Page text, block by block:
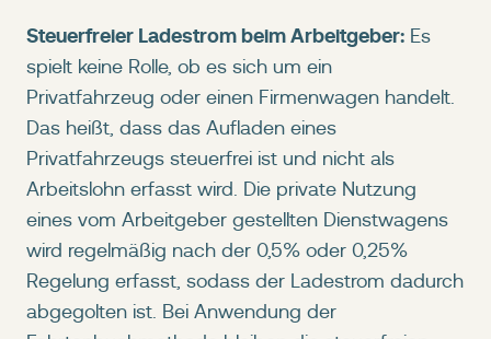
Steuerfreier Ladestrom beim Arbeitgeber: Es
spielt keine Rolle, ob es sich um ein
Privatfahrzeug oder einen Firmenwagen handelt.
Das heißt, dass das Aufladen eines
Privatfahrzeugs steuerfrei ist und nicht als
Arbeitslohn erfasst wird. Die private Nutzung
eines vom Arbeitgeber gestellten Dienstwagens
wird regelmäßig nach der 0,5% oder 0,25%
Regelung erfasst, sodass der Ladestrom dadurch
abgegolten ist. Bei Anwendung der